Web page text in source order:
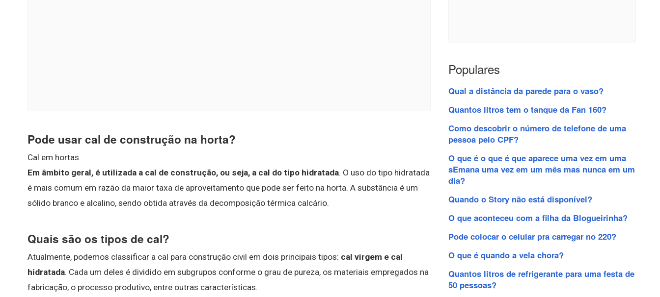
Pode usar cal de construção na horta?
Cal em hortas
Em âmbito geral, é utilizada a cal de construção, ou seja, a cal do tipo hidratada. O uso do tipo hidratada
é mais comum em razão da maior taxa de aproveitamento que pode ser feito na horta. A substância é um
sólido branco e alcalino, sendo obtida através da decomposição térmica calcário.
Quais são os tipos de cal?
Atualmente, podemos classificar a cal para construção civil em dois principais tipos: cal virgem e cal
hidratada. Cada um deles é dividido em subgrupos conforme o grau de pureza, os materiais empregados na
fabricação, o processo produtivo, entre outras características.
Populares
Qual a distância da parede para o vaso?
Quantos litros tem o tanque da Fan 160?
Como descobrir o número de telefone de uma
pessoa pelo CPF?
O que é o que é que aparece uma vez em uma
sEmana uma vez em um mês mas nunca em um
dia?
Quando o Story não está disponível?
O que aconteceu com a filha da Blogueirinha?
Pode colocar o celular pra carregar no 220?
O que é quando a vela chora?
Quantos litros de refrigerante para uma festa de
50 pessoas?